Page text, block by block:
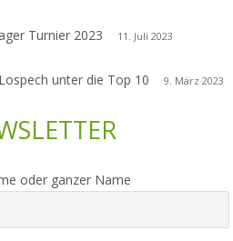
Turnier 2023 11. Juli 2023
unter die Top 10 9. März 2023
oder ganzer Name